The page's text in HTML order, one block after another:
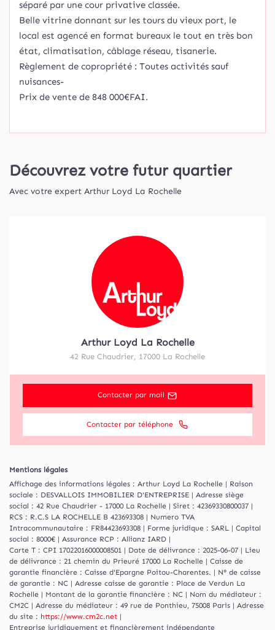
séparé par une cour privative classée.
Belle vitrine donnant sur les tours du vieux port, le
local est agencé en format bureaux le tout en très bon
état, climatisation, câblage réseau, tisanerie.
Règlement de copropriété : Toutes activités sauf
nuisances-
Prix de vente de 848 000€FAI.
Découvrez votre futur quartier
Avec votre expert Arthur Loyd La Rochelle
Arthur Loyd La Rochelle
42 Rue Chaudrier, 17000 La Rochelle
Contacter par mail
Contacter par téléphone
Mentions légales
Affichage des informations légales : Arthur Loyd La Rochelle | Raison
sociale : DESVALLOIS IMMOBILIER D'ENTREPRISE | Adresse siège
social : 42 Rue Chaudrier - 17000 La Rochelle | Siret : 42369330800037 |
RCS : R.C.S LA ROCHELLE B 423693308 | Numero TVA
Intracommunautaire : FR84423693308 | Forme juridique : SARL | Capital
social : 8000€ | Assurance RCP : Allianz IARD |
Carte T : CPI 17022016000008501 | Date de délivrance : 2025-06-07 | Lieu
de délivrance : 21 chemin du Prieuré 17000 La Rochelle | Caisse de
garantie financière : Caisse d'Epargne Poitou-Charentes. | N° de caisse
de garantie : NC | Adresse caisse de garantie : Place de Verdun La
Rochelle | Montant de la garantie financière : NC | Nom du médiateur :
CM2C | Adresse du médiateur : 49 rue de Ponthieu, 75008 Paris | Adresse
du site : https://www.cm2c.net |
Entreprise juridiquement et financièrement indépendante